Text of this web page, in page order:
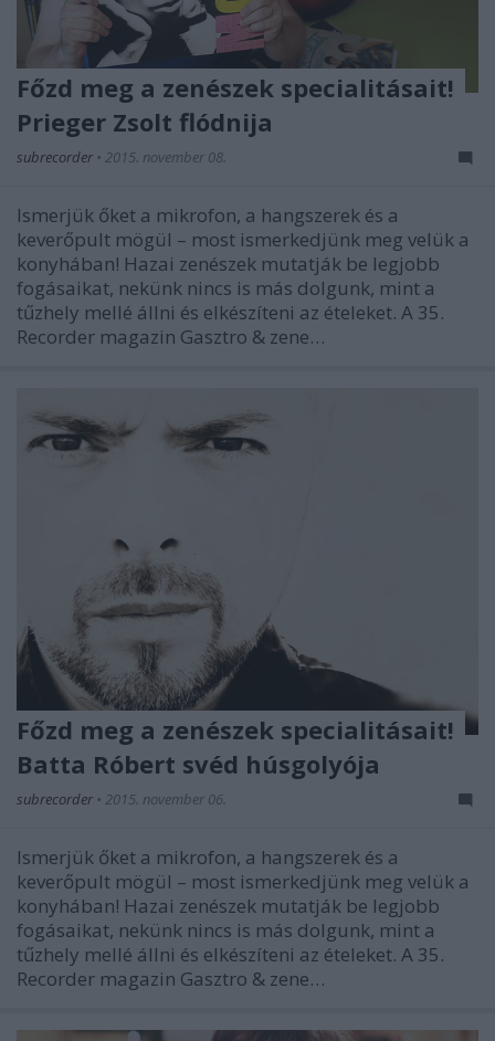
Főzd meg a zenészek specialitásait!
Prieger Zsolt flódnija
subrecorder • 2015. november 08.
Ismerjük őket a mikrofon, a hangszerek és a
keverőpult mögül – most ismerkedjünk meg velük a
konyhában! Hazai zenészek mutatják be legjobb
fogásaikat, nekünk nincs is más dolgunk, mint a
tűzhely mellé állni és elkészíteni az ételeket. A 35.
Recorder magazin Gasztro & zene…
Főzd meg a zenészek specialitásait!
Batta Róbert svéd húsgolyója
subrecorder • 2015. november 06.
Ismerjük őket a mikrofon, a hangszerek és a
keverőpult mögül – most ismerkedjünk meg velük a
konyhában! Hazai zenészek mutatják be legjobb
fogásaikat, nekünk nincs is más dolgunk, mint a
tűzhely mellé állni és elkészíteni az ételeket. A 35.
Recorder magazin Gasztro & zene…